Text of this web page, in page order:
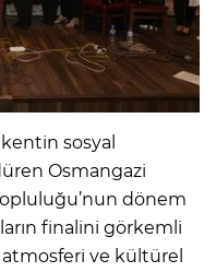
sosyal
Osmangazi
dönem
finalini görkemli
atmosferi ve kültürel